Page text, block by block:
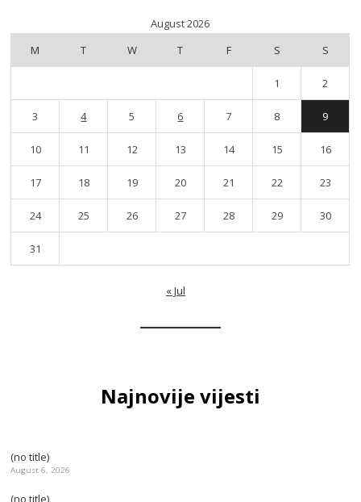
August 2026
M
T W T F S S
1 2
3 4 5 6 7 8 9
10 11 12 13 14 15 16
17 18 19 20 21 22 23
24 25 26 27 28 29 30
31
« Jul
Najnovije vijesti
(no title)
August 6, 2026
(no title)